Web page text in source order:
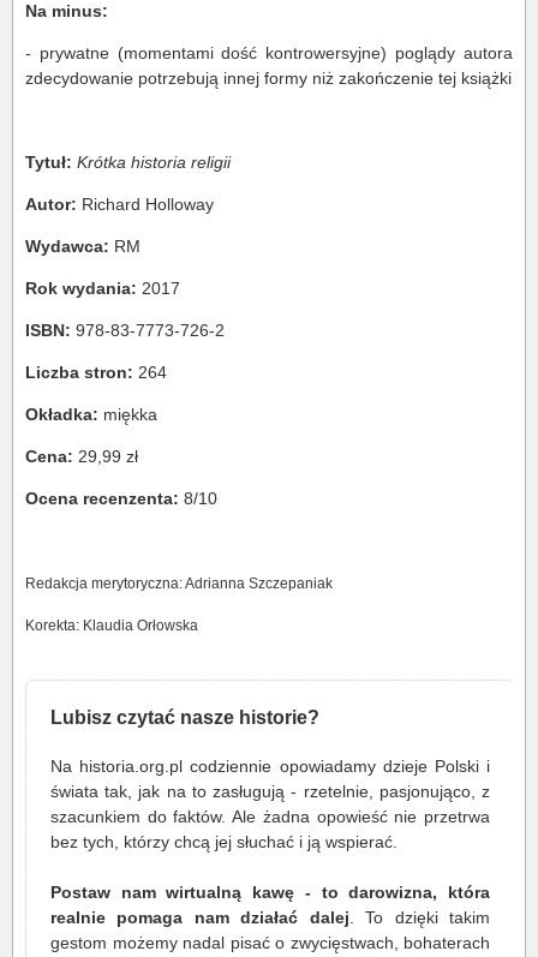
Na minus:
- prywatne (momentami dość kontrowersyjne) poglądy autora
zdecydowanie potrzebują innej formy niż zakończenie tej książki
Tytuł: Krótka historia religii
Autor: Richard Holloway
Wydawca: RM
Rok wydania: 2017
ISBN: 978-83-7773-726-2
Liczba stron: 264
Okładka: miękka
Cena: 29,99 zł
Ocena recenzenta: 8/10
Redakcja merytoryczna: Adrianna Szczepaniak
Korekta: Klaudia Orłowska
Lubisz czytać nasze historie?
Na historia.org.pl codziennie opowiadamy dzieje Polski i
świata tak, jak na to zasługują - rzetelnie, pasjonująco, z
szacunkiem do faktów. Ale żadna opowieść nie przetrwa
bez tych, którzy chcą jej słuchać i ją wspierać.
Postaw nam wirtualną kawę - to darowizna, która
realnie pomaga nam działać dalej . To dzięki takim
gestom możemy nadal pisać o zwycięstwach, bohaterach